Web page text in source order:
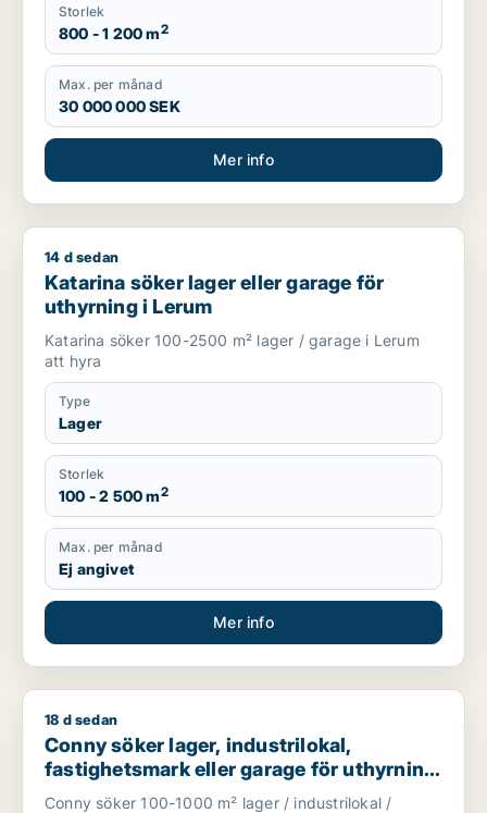
Storlek
800 - 1 200 m2
Max. per månad
30 000 000 SEK
Mer info
Katarina söker lager eller garage för uthyrning i Lerum
14 d sedan
Katarina söker lager eller garage för
uthyrning i Lerum
Katarina söker 100-2500 m² lager / garage i Lerum
att hyra
Type
Lager
Storlek
100 - 2 500 m2
Max. per månad
Ej angivet
Mer info
Conny söker lager, industrilokal, fastighetsmark eller
18 d sedan
Conny söker lager, industrilokal,
fastighetsmark eller garage för uthyrning
i Sollentuna
Conny söker 100-1000 m² lager / industrilokal /